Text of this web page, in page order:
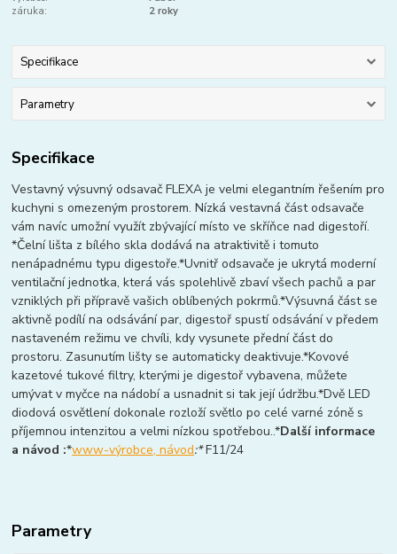
záruka:
2 roky
Specifikace
Parametry
Specifikace
Vestavný výsuvný odsavač FLEXA je velmi elegantním řešením pro
kuchyni s omezeným prostorem. Nízká vestavná část odsavače
vám navíc umožní využít zbývající místo ve skříňce nad digestoří.
*Čelní lišta z bílého skla dodává na atraktivitě i tomuto
nenápadnému typu digestoře.*Uvnitř odsavače je ukrytá moderní
ventilační jednotka, která vás spolehlivě zbaví všech pachů a par
vzniklých při přípravě vašich oblíbených pokrmů.*Výsuvná část se
aktivně podílí na odsávání par, digestoř spustí odsávání v předem
nastaveném režimu ve chvíli, kdy vysunete přední část do
prostoru. Zasunutím lišty se automaticky deaktivuje.*Kovové
kazetové tukové filtry, kterými je digestoř vybavena, můžete
umývat v myčce na nádobí a usnadnit si tak její údržbu.*Dvě LED
diodová osvětlení dokonale rozloží světlo po celé varné zóně s
příjemnou intenzitou a velmi nízkou spotřebou..*Další informace
a návod :*www-výrobce, návod:*F11/24
Parametry